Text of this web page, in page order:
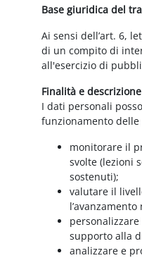
Base giuridica del
Ai sensi dell’art. 6,
di un compito di
all'esercizio di
Finalità e
I dati personali
funzionamento
monitorare il
svolte (lezioni
sostenuti);
valutare il
l’avanzamento
supporto alla
analizzare e